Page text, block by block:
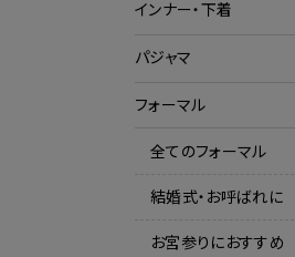
インナー・下着
パジャマ
フォーマル
全てのフォーマル
結婚式・お呼ばれに
お宮参りにおすすめ